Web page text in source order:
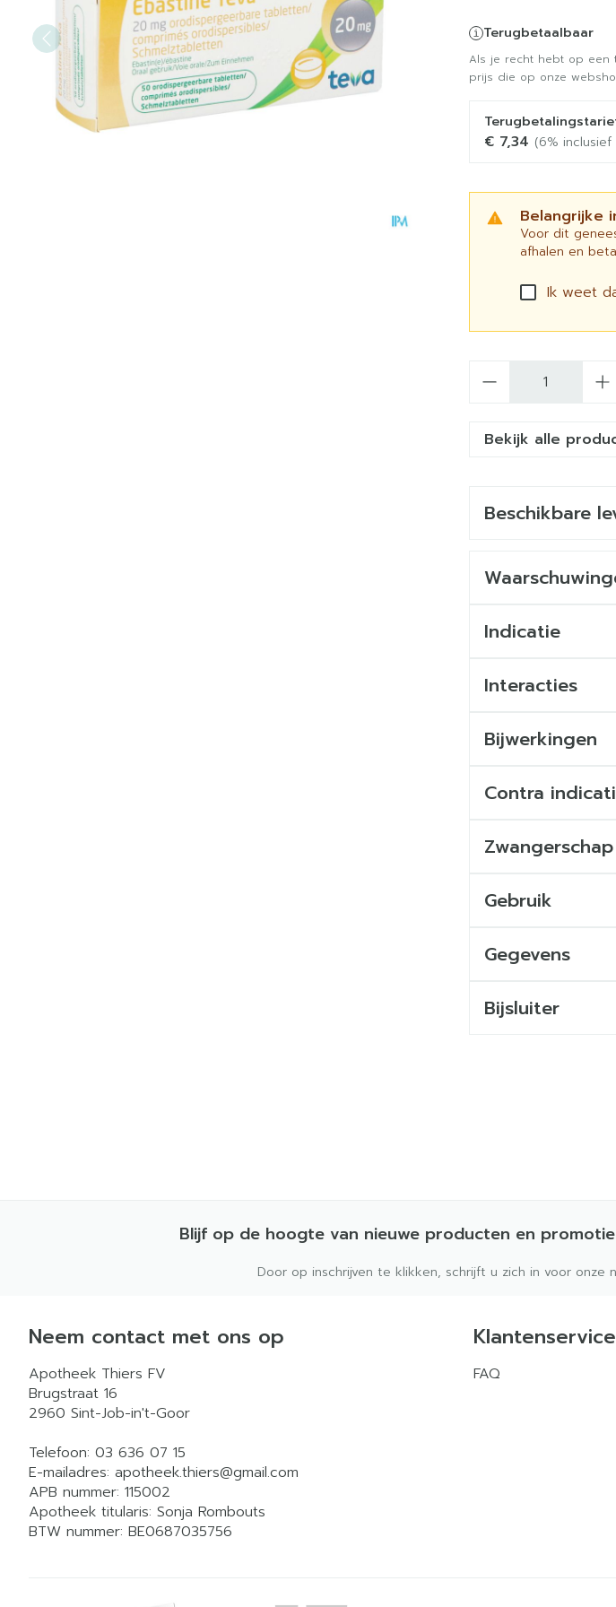
Terugbetaalbaar
Als je recht hebt op een
prijs die op onze
€ 7,34 (6%
Belangrijke
Voor dit
afhalen en
Ik weet
Bekijk alle
Beschikbare
Indicatie
Interacties
Bijwerkingen
Contra
Zwangerschap
Gebruik
Gegevens
Bijsluiter
Blijf op de hoogte van nieuwe producten en
Door op inschrijven te klikken, schrijft u zich in voor onze
Neem contact met ons op
Apotheek Thiers FV
Brugstraat 16
2960 Sint-Job-in't-Goor
Telefoon: 03 636 07 15
E-mailadres: apotheek.thiers@gmail.com
APB nummer: 115002
Apotheek titularis: Sonja Rombouts
BTW nummer: BE0687035756
Klantenservice
FAQ